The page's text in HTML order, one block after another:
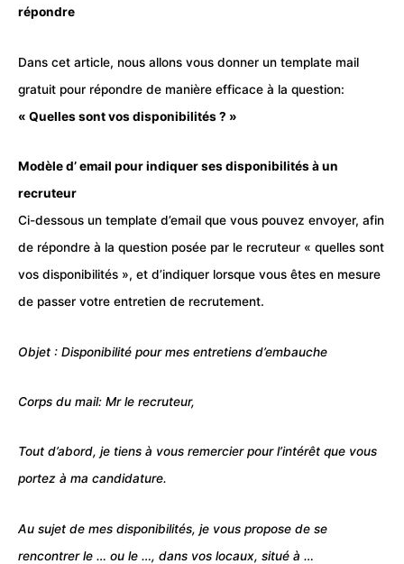
répondre
Dans cet article, nous allons vous donner un template mail
gratuit pour répondre de manière efficace à la question:
« Quelles sont vos disponibilités ? »
Modèle d’ email pour indiquer ses disponibilités à un
recruteur
Ci-dessous un template d’email que vous pouvez envoyer, afin
de répondre à la question posée par le recruteur « quelles sont
vos disponibilités », et d’indiquer lorsque vous êtes en mesure
de passer votre entretien de recrutement.
Objet : Disponibilité pour mes entretiens d’embauche
Corps du mail: Mr le recruteur,
Tout d’abord, je tiens à vous remercier pour l’intérêt que vous
portez à ma candidature.
Au sujet de mes disponibilités, je vous propose de se
rencontrer le … ou le …, dans vos locaux, situé à …